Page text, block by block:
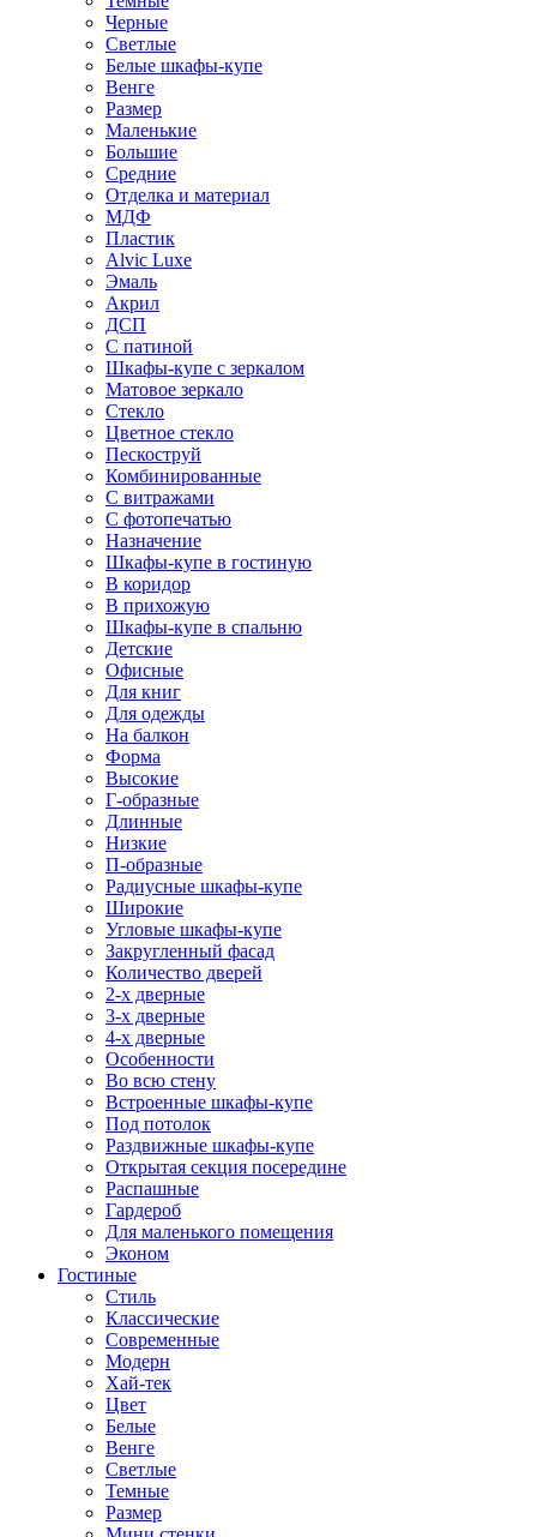
Черные
Светлые
Белые шкафы-купе
Венге
Размер
Маленькие
Большие
Средние
Отделка и материал
МДФ
Пластик
Alvic Luxe
Эмаль
Акрил
ДСП
С патиной
Шкафы-купе с зеркалом
Матовое зеркало
Стекло
Цветное стекло
Пескоструй
Комбинированные
С витражами
С фотопечатью
Назначение
Шкафы-купе в гостиную
В коридор
В прихожую
Шкафы-купе в спальню
Детские
Офисные
Для книг
Для одежды
На балкон
Форма
Высокие
Г-образные
Длинные
Низкие
П-образные
Радиусные шкафы-купе
Широкие
Угловые шкафы-купе
Закругленный фасад
Количество дверей
2-х дверные
3-х дверные
4-х дверные
Особенности
Во всю стену
Встроенные шкафы-купе
Под потолок
Раздвижные шкафы-купе
Открытая секция посередине
Распашные
Гардероб
Для маленького помещения
Эконом
Гостиные
Стиль
Классические
Современные
Модерн
Хай-тек
Цвет
Белые
Венге
Светлые
Темные
Размер